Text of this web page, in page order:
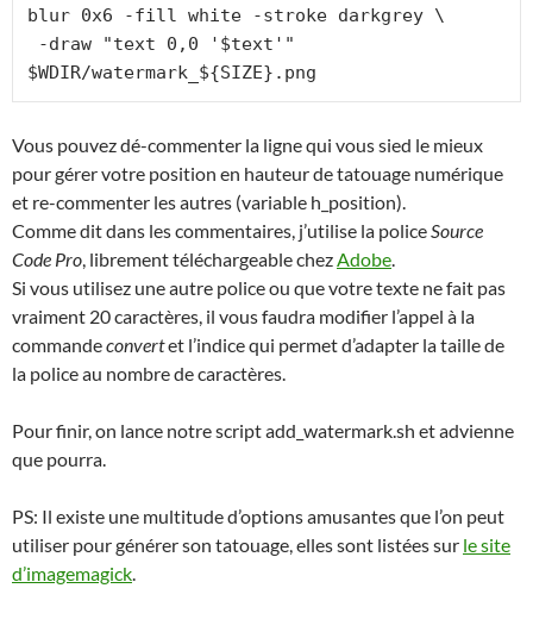
blur 0x6 -fill white -stroke darkgrey \
$WDIR/watermark_${SIZE}.png
Vous pouvez dé-commenter la ligne qui vous sied le mieux
pour gérer votre position en hauteur de tatouage numérique
et re-commenter les autres (variable h_position).
Comme dit dans les commentaires, j’utilise la policeSource
Code Pro, librement téléchargeable chezAdobe.
Si vous utilisez une autre police ou que votre texte ne fait pas
vraiment 20 caractères, il vous faudra modifier l’appel à la
commandeconvertet l’indice qui permet d’adapter la taille de
la police au nombre de caractères.
Pour finir, on lance notre script add_watermark.sh et advienne
que pourra.
PS: Il existe une multitude d’options amusantes que l’on peut
utiliser pour générer son tatouage, elles sont listées sur le site
d’imagemagick.